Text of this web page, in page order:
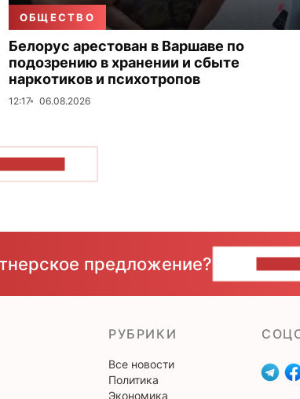
ОБЩЕСТВО
Белорус арестован в Варшаве по
подозрению в хранении и сбыте
наркотиков и психотропов
12:17 06.08.2026
предложение?
РУБРИКИ
Все новости
Политика
Экономика